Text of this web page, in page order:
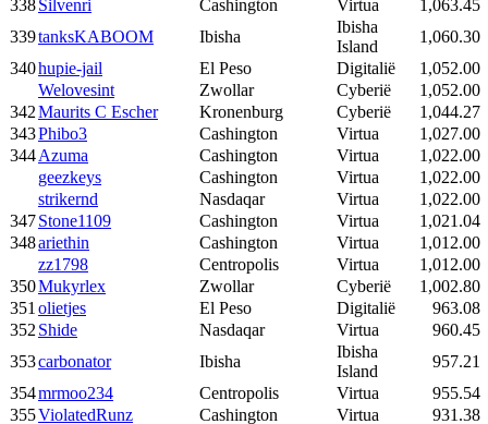
338Silvenri Cashington Virtua
1,063.45
339tanksKABOOM Ibisha
Ibisha
Island
1,060.30
340hupie-jail El Peso Digitalië
1,052.00
Welovesint
Zwollar Cyberië
1,052.00
342Maurits C Escher Kronenburg Cyberië
1,044.27
343Phibo3 Cashington Virtua
1,027.00
344Azuma Cashington Virtua
1,022.00
geezkeys
Cashington Virtua
1,022.00
strikernd
Nasdaqar Virtua
1,022.00
347Stone1109 Cashington Virtua
1,021.04
348ariethin Cashington Virtua
1,012.00
zz1798
Centropolis Virtua
1,012.00
350Mukyrlex Zwollar Cyberië
1,002.80
351 olietjes El Peso Digitalië
963.08
352 Shide Nasdaqar Virtua
960.45
353carbonator Ibisha
Ibisha
Island
957.21
354mrmoo234 Centropolis Virtua
955.54
355ViolatedRunz Cashington Virtua 931.38